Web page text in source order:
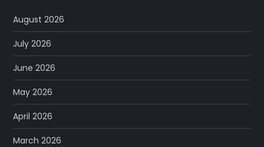
August 2026
July 2026
June 2026
May 2026
April 2026
March 2026